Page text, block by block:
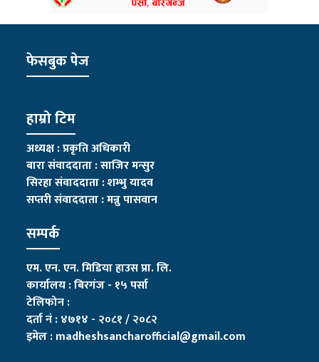
फेसबुक पेज
हाम्रो टिम
अध्यक्ष : प्रकृति अधिकारी
बारा संवाददाता : साजिर मन्सुर
सिरहा संवाददाता : शम्भु यादव
सप्तरी संवाददाता:मन्नु पासवान
सम्पर्क
एम. एन. एन. मिडिया हाउस प्रा. लि.
कार्यालय : बिरगंज - १५ पर्सा
टेलिफोन :
दर्ता नं : ४७१४ - २०८१ / २०८२
इमेल :madheshsancharofficial@gmail.com